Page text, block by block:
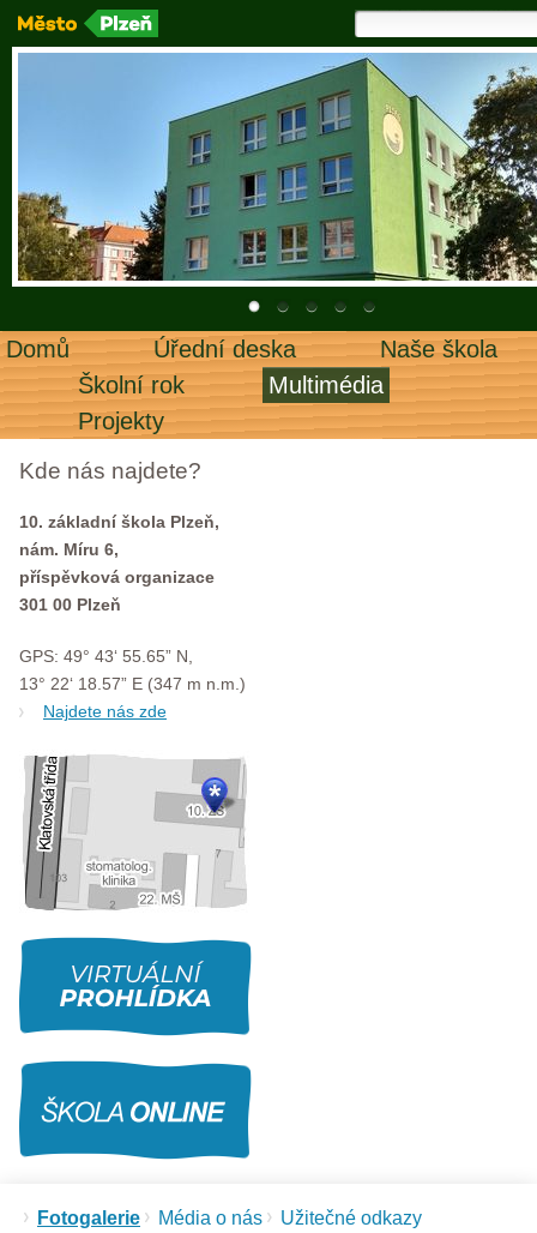
Domů Úřední deska
Naše škola
Školní rok
Multimédia
Projekty
Fotogalerie Média o nás Užitečné odkazy
Kde nás najdete?
10. základní škola Plzeň,
nám. Míru 6,
příspěvková organizace
301 00 Plzeň
GPS: 49° 43‘ 55.65” N,
13° 22‘ 18.57” E (347 m n.m.)
Najdete nás zde